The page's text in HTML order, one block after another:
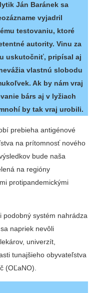
Ján Baránek sa
vyjadril
testovaniu, ktoré
autority. Vinu za
uskutočniť, pripísal aj
vlastnú slobodu
Ak by nám vraj
bárs aj v lyžiach
by tak vraj urobili.
prebieha antigénové
na prítomnosť nového
bude naša
na regióny
protipandemickými
podobný systém nahrádza
napriek nevôli
univerzít,
tunajšieho obyvateľstva
(OĽaNO).